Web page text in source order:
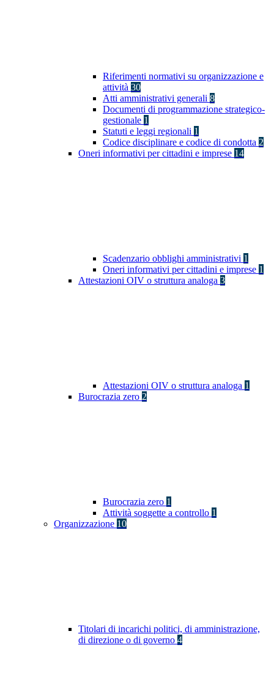
Riferimenti normativi su organizzazione e
attività 30
Atti amministrativi generali 8
Documenti di programmazione strategico-
gestionale 1
Statuti e leggi regionali 1
Codice disciplinare e codice di condotta 2
Oneri informativi per cittadini e imprese 14
Scadenzario obblighi amministrativi 1
Oneri informativi per cittadini e imprese 1
Attestazioni OIV o struttura analoga 3
Attestazioni OIV o struttura analoga 1
Burocrazia zero 2
Burocrazia zero 1
Attività soggette a controllo 1
Organizzazione 10
Titolari di incarichi politici, di amministrazione,
di direzione o di governo 4